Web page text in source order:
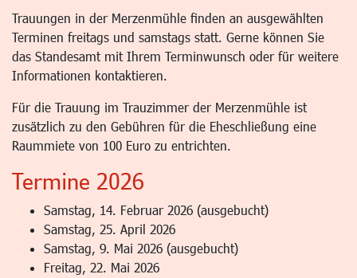
Trauungen in der Merzenmühle finden an ausgewählten
Terminen freitags und samstags statt. Gerne können Sie
das Standesamt mit Ihrem Terminwunsch oder für weitere
Informationen kontaktieren.
Für die Trauung im Trauzimmer der Merzenmühle ist
zusätzlich zu den Gebühren für die Eheschließung eine
Raummiete von 100 Euro zu entrichten.
Termine 2026
Samstag, 14. Februar 2026 (ausgebucht)
Samstag, 25. April 2026
Samstag, 9. Mai 2026 (ausgebucht)
Freitag, 22. Mai 2026